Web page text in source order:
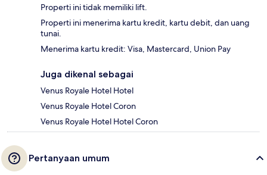
Properti ini tidak memiliki lift.
Properti ini menerima kartu kredit, kartu debit, dan uang
tunai.
Menerima kartu kredit: Visa, Mastercard, Union Pay
Juga dikenal sebagai
Venus Royale Hotel Hotel
Venus Royale Hotel Coron
Venus Royale Hotel Hotel Coron
Pertanyaan umum